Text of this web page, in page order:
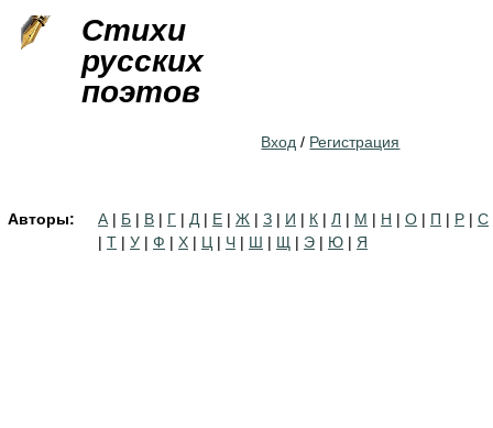
Стихи
русских
поэтов
Вход / Регистрация
Авторы: А | Б | В | Г | Д | Е | Ж | З | И | К | Л | М | Н | О | П | Р | С
| Т | У | Ф | Х | Ц | Ч | Ш | Щ | Э | Ю | Я